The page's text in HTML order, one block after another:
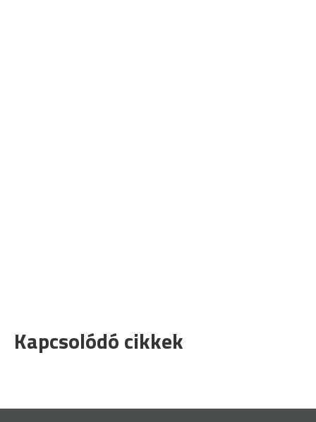
Kapcsolódó cikkek